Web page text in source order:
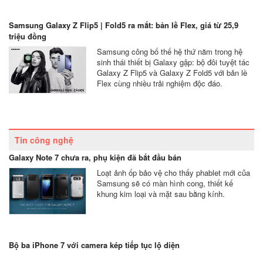
Samsung Galaxy Z Flip5 | Fold5 ra mắt: bản lề Flex, giá từ 25,9
triệu đồng
Samsung công bố thế hệ thứ năm trong hệ
sinh thái thiết bị Galaxy gập: bộ đôi tuyệt tác
Galaxy Z Flip5 và Galaxy Z Fold5 với bản lề
Flex cùng nhiều trải nghiệm độc đáo.
Tin công nghệ
Galaxy Note 7 chưa ra, phụ kiện đã bắt đầu bán
Loạt ảnh ốp bảo vệ cho thấy phablet mới của
Samsung sẽ có màn hình cong, thiết kế
khung kim loại và mặt sau bằng kính.
Bộ ba iPhone 7 với camera kép tiếp tục lộ diện